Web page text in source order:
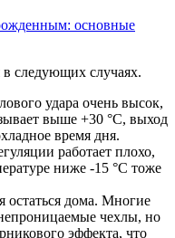
основные
в следующих случаях.
удара очень высок,
выше +30 °С, выход
время дня.
работает плохо,
ниже -15 °С тоже
остаться дома. Многие
чехлы, но
эффекта, что